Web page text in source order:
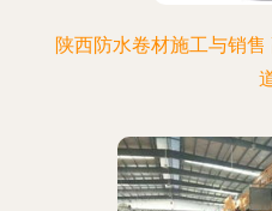
陕西防水卷材施工与销